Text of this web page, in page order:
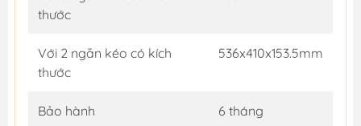
thước
Với 2 ngăn kéo có kích
thước
536x410x153.5mm
Bảo hành 6 tháng